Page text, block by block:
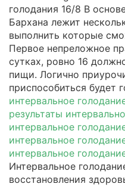
голодания 16/8 В
Бархана лежит
выполнить которые
Первое непреложное
сутках, ровно 16
пищи. Логично
приспособиться будет
интервальное
результаты
интервальное
интервальное
интервальное
Интервальное
восстановления